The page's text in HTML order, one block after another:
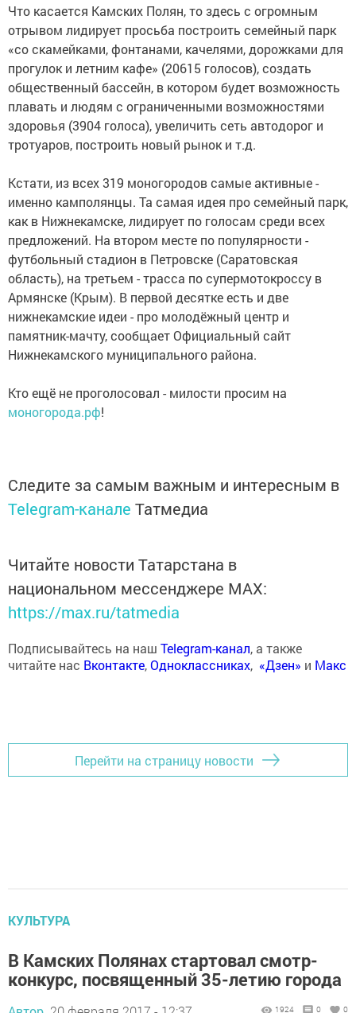
Что касается Камских Полян, то здесь с огромным
отрывом лидирует просьба построить семейный парк
«со скамейками, фонтанами, качелями, дорожками для
прогулок и летним кафе» (20615 голосов), создать
общественный бассейн, в котором будет возможность
плавать и людям с ограниченными возможностями
здоровья (3904 голоса), увеличить сеть автодорог и
тротуаров, построить новый рынок и т.д.
Кстати, из всех 319 моногородов самые активные -
именно камполянцы. Та самая идея про семейный парк,
как в Нижнекамске, лидирует по голосам среди всех
предложений. На втором месте по популярности -
футбольный стадион в Петровске (Саратовская
область), на третьем - трасса по супермотокроссу в
Армянске (Крым). В первой десятке есть и две
нижнекамские идеи - про молодёжный центр и
памятник-мачту, сообщает Официальный сайт
Нижнекамского муниципального района.
Кто ещё не проголосовал - милости просим на
моногорода.рф!
Следите за самым важным и интересным в
Telegram-канале Татмедиа
Читайте новости Татарстана в
национальном мессенджере MАХ:
https://max.ru/tatmedia
Подписывайтесь на наш Telegram-канал, а также
читайте нас Вконтакте,Одноклассниках, «Дзен» и Макс
Перейти на страницу новости
КУЛЬТУРА
В Камских Полянах стартовал смотр-
конкурс, посвященный 35-летию города
1924 0 0